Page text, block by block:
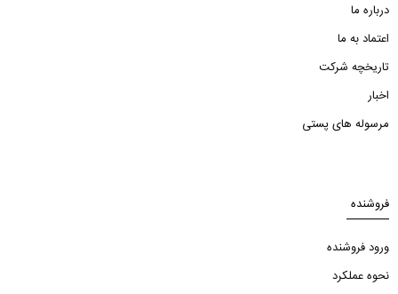
درباره ما
اعتماد به ما
تاریخچه شرکت
اخبار
مرسوله های پستی
فروشنده
ورود فروشنده
نحوه عملکرد